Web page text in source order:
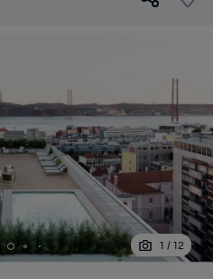
1 / 12